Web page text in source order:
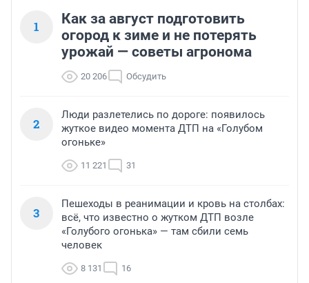
1
Как за август подготовить
огород к зиме и не потерять
урожай — советы агронома
20 206 Обсудить
2
Люди разлетелись по дороге: появилось
жуткое видео момента ДТП на «Голубом
огоньке»
11 221 31
3
Пешеходы в реанимации и кровь на столбах:
всё, что известно о жутком ДТП возле
«Голубого огонька» — там сбили семь
человек
8 131 16